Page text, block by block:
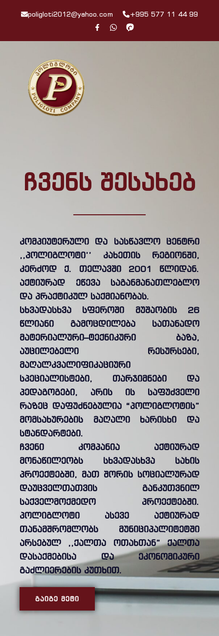
poligloti2012@yahoo.com +995 577 11 44 99
ჩვენს შესახებ
კომპიუტერული და სასწავლო ცენტრი
,,პოლიგლოტი’’ კახეთის რეგიონში,
კერძოდ ქ. თელავში 2001 წლიდან.
აქტიურად ეწევა საგანმანათლებლო
და პრაქტიკულ საქმიანობას.
სხვადასხვა სფეროში მუშაობის 26
წლიანი გამოცდილება სათანადო
მატერიალური–ტექნიკური ბაზა,
აუცილებელი რესურსები,
მაღალკვალიფიკაციური
სპეციალისტები, თარჯიმნები და
პედაგოგები, არის ის საფუძველი
რაზეც დაფუძნებულია “პოლიგლოტის”
მომსახურების მაღალი ხარისხი და
სტანდარტები.
ჩვენი კომპანია აქტიურად
მონაწილეობს სხვადასხვა სახის
პროექტებში, მათ შორის სოციალურად
დაუცველთათვის განკუთვნილ
საქველმოქმედო პროექტებში.
პოლიგლოტი ასევე აქტიურად
თანამშრომლობს მუნიციპალიტეტში
არსებულ ,,ქალთა ოთახთან” ქალთა
დასაქმებისა და ეკონომიკური
გაძლიერების კუთხით.
ᲒᲐᲘᲒᲔ ᲛᲔᲢᲘ